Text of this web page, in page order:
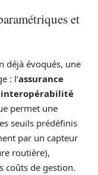
et
déjà évoqués, une
: l’assurance
interopérabilité
permet une
seuils prédéfinis
par un capteur
routière),
coûts de gestion.